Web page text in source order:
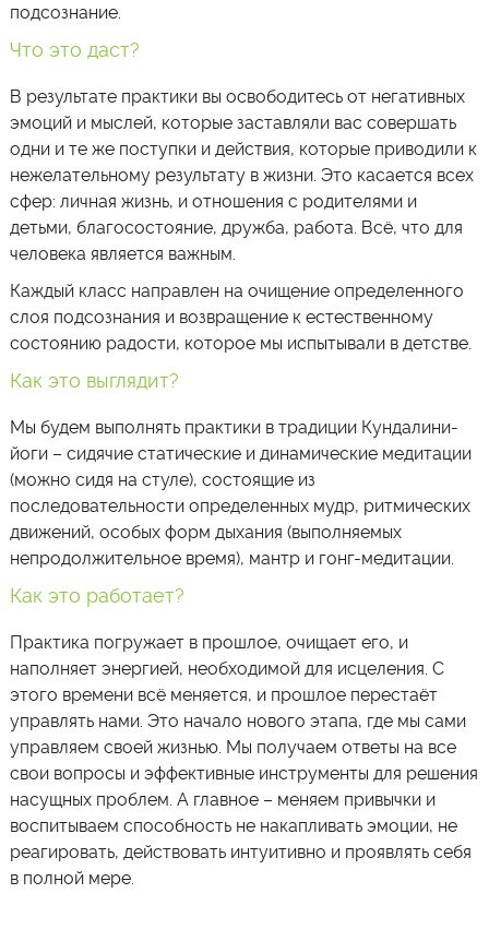
подсознание.
Что это даст?
В результате практики вы освободитесь от негативных
эмоций и мыслей, которые заставляли вас совершать
одни и те же поступки и действия, которые приводили к
нежелательному результату в жизни. Это касается всех
сфер: личная жизнь, и отношения с родителями и
детьми, благосостояние, дружба, работа. Всё, что для
человека является важным.
Каждый класс направлен на очищение определенного
слоя подсознания и возвращение к естественному
состоянию радости, которое мы испытывали в детстве.
Как это выглядит?
Мы будем выполнять практики в традиции Кундалини-
йоги – сидячие статические и динамические медитации
(можно сидя на стуле), состоящие из
последовательности определенных мудр, ритмических
движений, особых форм дыхания (выполняемых
непродолжительное время), мантр и гонг-медитации.
Как это работает?
Практика погружает в прошлое, очищает его, и
наполняет энергией, необходимой для исцеления. С
этого времени всё меняется, и прошлое перестаёт
управлять нами. Это начало нового этапа, где мы сами
управляем своей жизнью. Мы получаем ответы на все
свои вопросы и эффективные инструменты для решения
насущных проблем. А главное – меняем привычки и
воспитываем способность не накапливать эмоции, не
реагировать, действовать интуитивно и проявлять себя
в полной мере.